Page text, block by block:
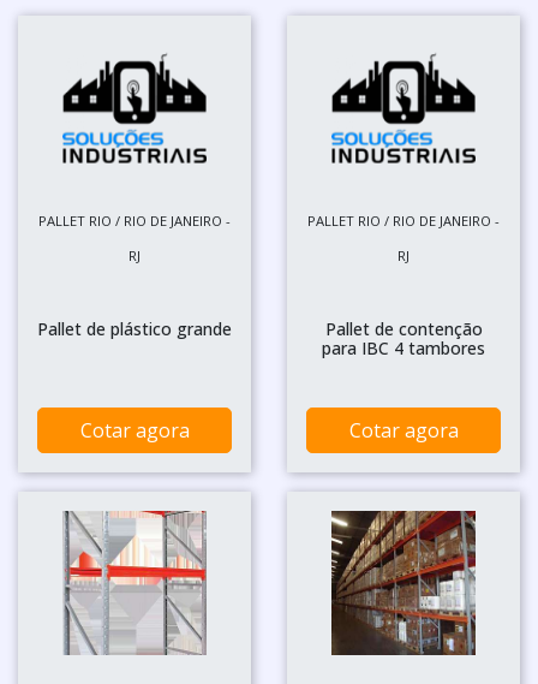
PALLET RIO / RIO DE JANEIRO -
RJ
Pallet de plástico grande
Cotar agora
PALLET RIO / RIO DE JANEIRO -
RJ
Pallet de contenção
para IBC 4 tambores
Cotar agora